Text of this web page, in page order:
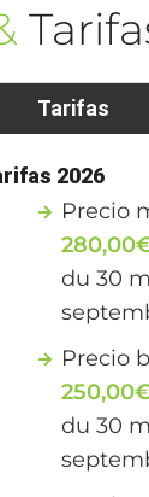
Tarifas
2026
Precio
du 30
Precio
du 30